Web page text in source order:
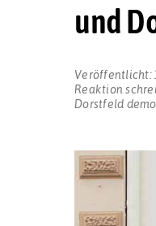
und
Veröffentlicht:
Reaktion
Dorstfeld